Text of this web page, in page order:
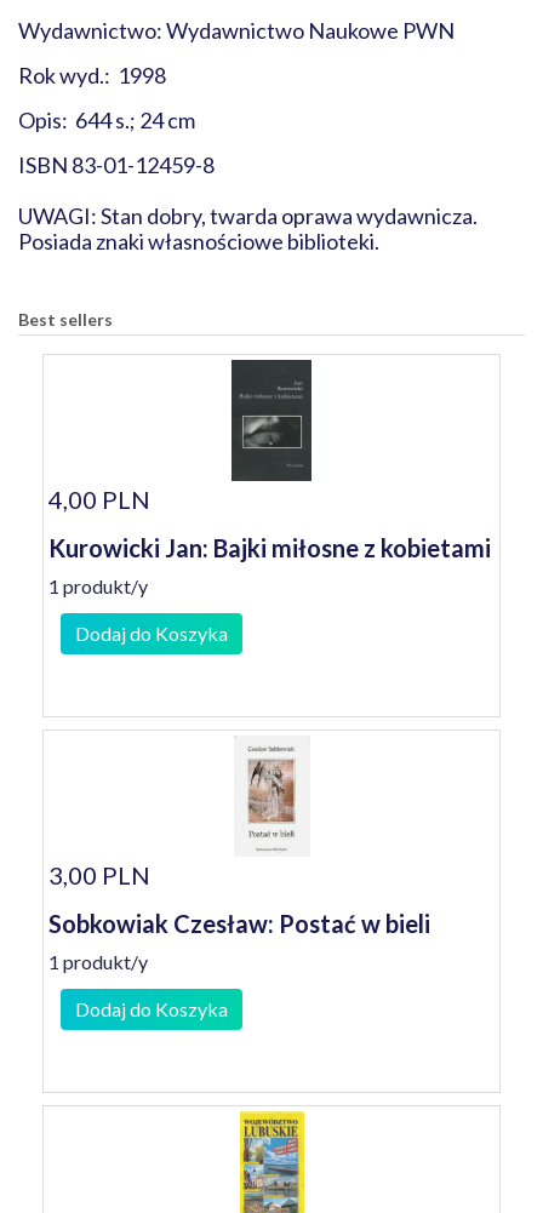
Wydawnictwo: Wydawnictwo Naukowe PWN
Rok wyd.: 1998
Opis: 644 s.; 24 cm
ISBN 83-01-12459-8
UWAGI: Stan dobry, twarda oprawa wydawnicza.
Posiada znaki własnościowe biblioteki.
Best sellers
4,00 PLN
Kurowicki Jan: Bajki miłosne z kobietami
1 produkt/y
Dodaj do Koszyka
3,00 PLN
Sobkowiak Czesław: Postać w bieli
1 produkt/y
Dodaj do Koszyka